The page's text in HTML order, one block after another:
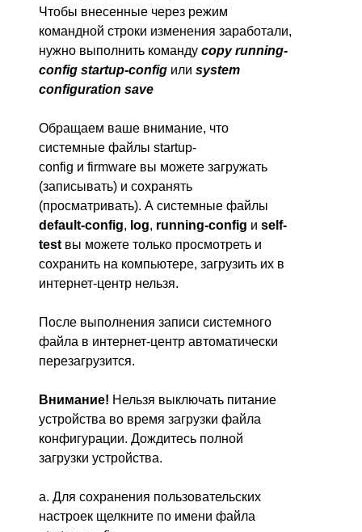
Чтобы внесенные через режим
командной строки изменения заработали,
нужно выполнить команду copyrunning-
config startup-config или system
configuration save
Обращаем ваше внимание, что
системные файлы startup-
config и firmware вы можете загружать
(записывать) и сохранять
(просматривать). А системные файлы
default-config, log, running-config и self-
test вы можете только просмотреть и
сохранить на компьютере, загрузить их в
интернет-центр нельзя.
После выполнения записи системного
файла в интернет-центр автоматически
перезагрузится.
Внимание! Нельзя выключать питание
устройства во время загрузки файла
конфигурации. Дождитесь полной
загрузки устройства.
a. Для сохранения пользовательских
настроек щелкните по имени файла